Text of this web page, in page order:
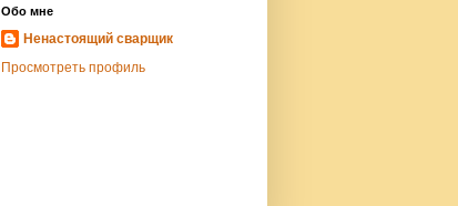
Обо мне
Ненастоящий сварщик
Просмотреть профиль